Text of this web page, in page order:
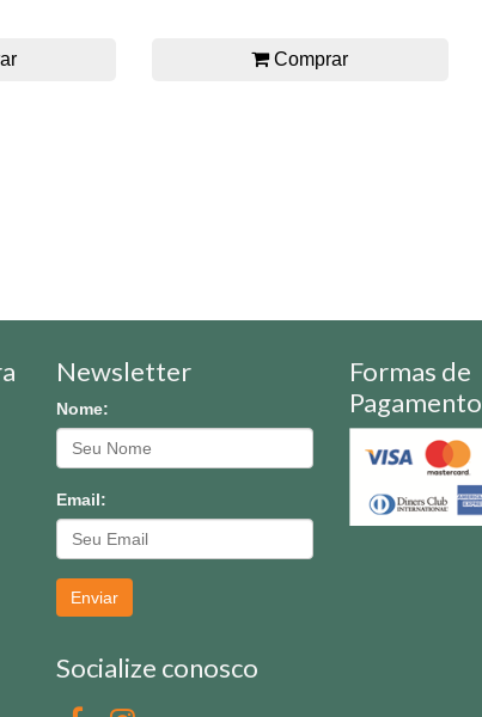
Comprar
Newsletter
Nome:
Email:
Enviar
Socialize conosco
Formas de
Pagamento